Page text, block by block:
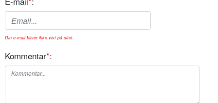
Din e-mail bliver ikke vist på sitet.
Kommentar*: